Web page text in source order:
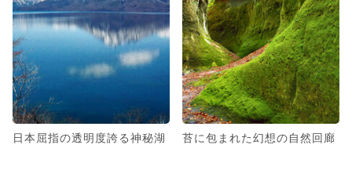
日本屈指の透明度誇る神秘湖 苔に包まれた幻想の自然回廊